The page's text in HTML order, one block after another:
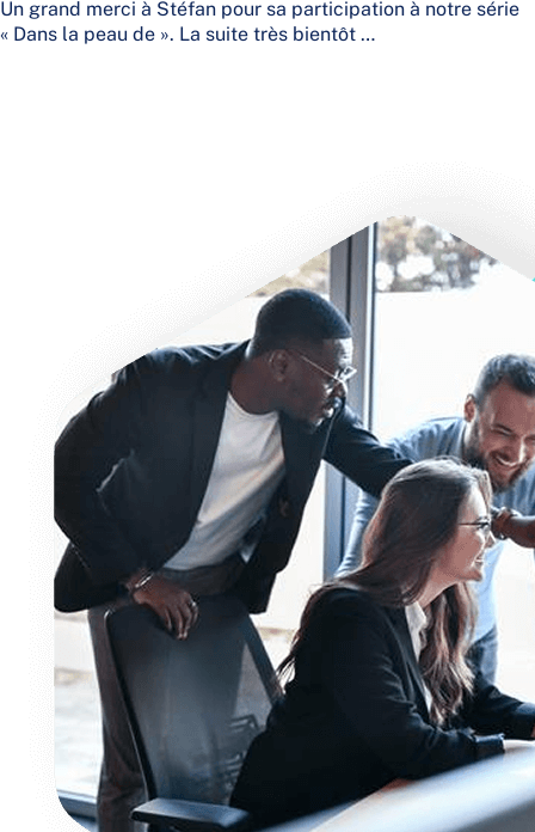
Un grand merci à Stéfan pour sa participation à notre série
« Dans la peau de ». La suite très bientôt …